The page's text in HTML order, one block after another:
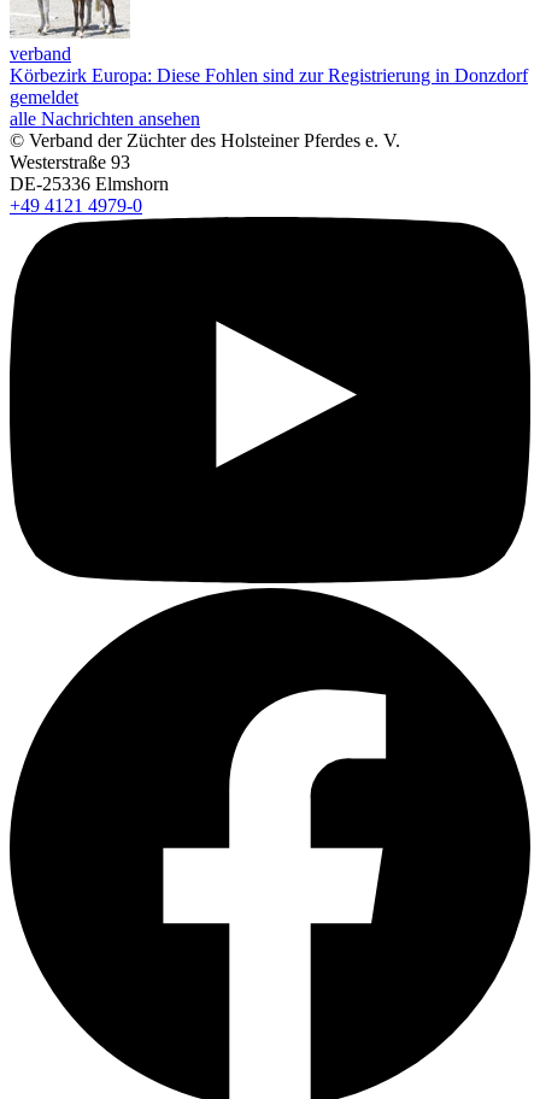
verband
Körbezirk Europa: Diese Fohlen sind zur Registrierung in Donzdorf
gemeldet
alle Nachrichten ansehen
© Verband der Züchter des Holsteiner Pferdes e. V.
Westerstraße 93
DE-25336 Elmshorn
+49 4121 4979-0